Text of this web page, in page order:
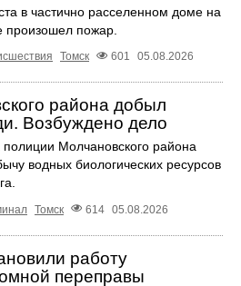
в частично расселенном доме на
произошел пожар.
Томск 601 05.08.2026
района добыл
Возбуждено дело
полиции Молчановского района
водных биологических ресурсов
Томск 614 05.08.2026
работу
переправы